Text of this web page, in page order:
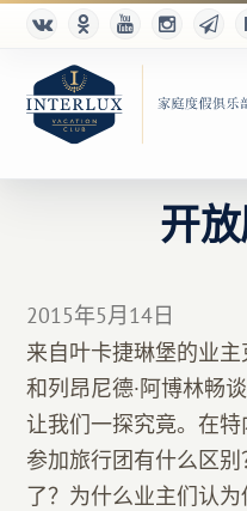
优点
合作伙伴
开放
2015年5月14日
来自叶卡捷琳堡的业
和列昂尼德·阿博林畅
让我们一探究竟。在
参加旅行团有什么区
了？为什么业主们认为